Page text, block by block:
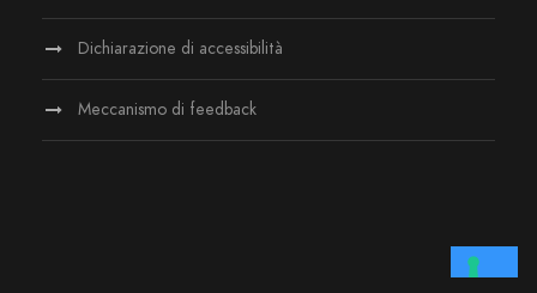
Dichiarazione di accessibilità
Meccanismo di feedback